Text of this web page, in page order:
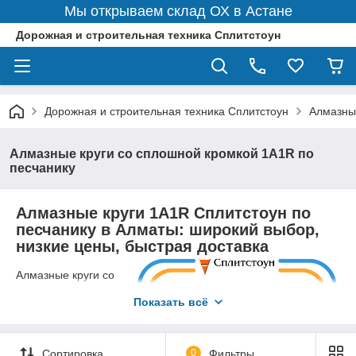
Мы открываем склад ОХ в Астане
Дорожная и строительная техника Сплитстоун
Дорожная и строительная техника Сплитстоун
Алмазные круги со сплошной кромкой 1A1R по
песчанику
Алмазные круги 1A1R Сплитстоун по
песчанику в Алматы: широкий выбор,
низкие цены, быстрая доставка
Алмазные круги со
специализированные
инструменты для
Показать всё
Сортировка 0 Фильтры